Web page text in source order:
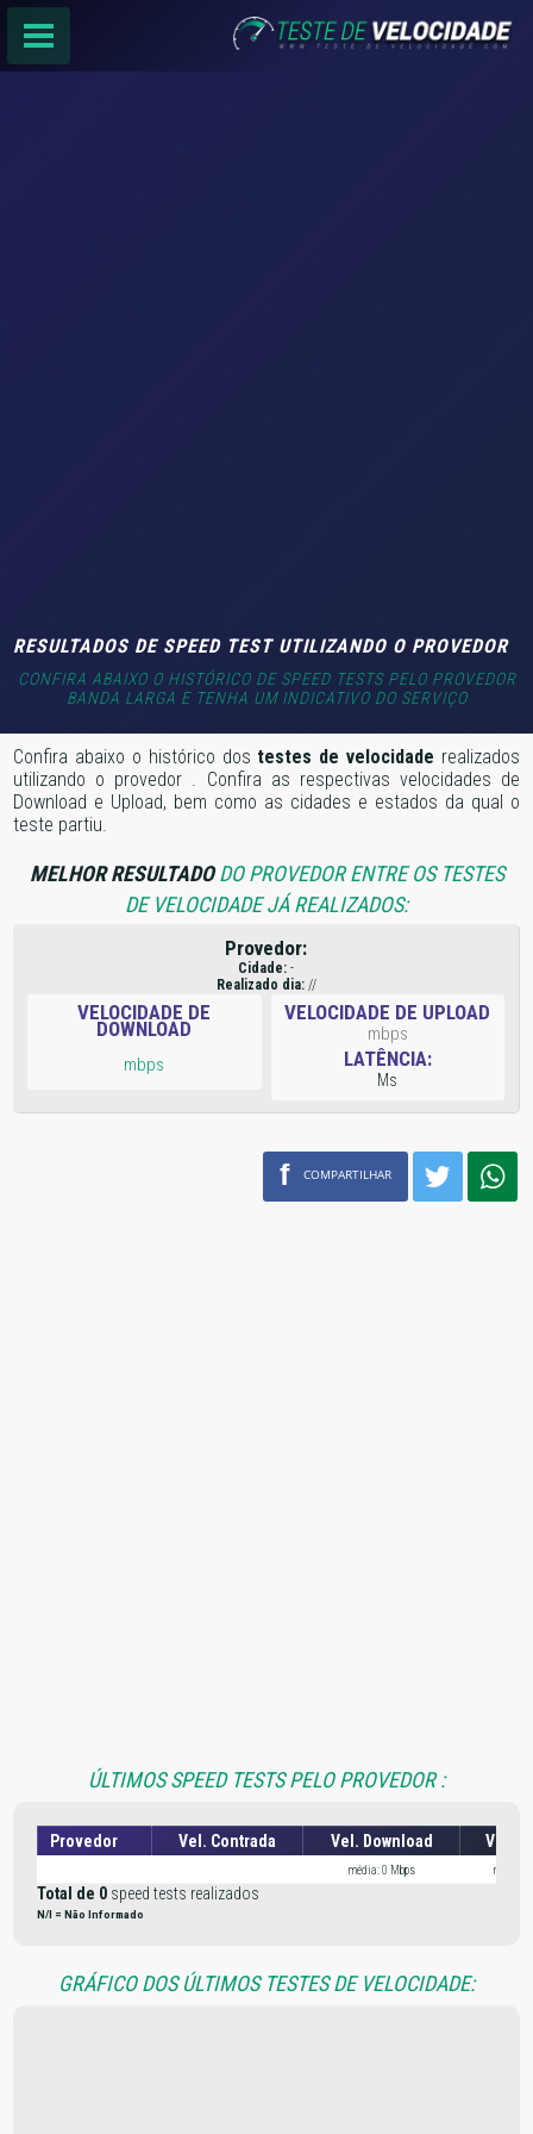
RESULTADOS DE SPEED TEST UTILIZANDO O PROVEDOR
CONFIRA ABAIXO O HISTÓRICO DE SPEED TESTS PELO PROVEDOR
BANDA LARGA E TENHA UM INDICATIVO DO SERVIÇO
Confira abaixo o histórico dos testes de velocidade realizados
utilizando o provedor . Confira as respectivas velocidades de
Download e Upload, bem como as cidades e estados da qual o
teste partiu.
MELHOR RESULTADODO PROVEDOR ENTRE OS TESTES
DE VELOCIDADE JÁ REALIZADOS:
Provedor:
Cidade: -
Realizado dia://
VELOCIDADE DE
DOWNLOAD
mbps
VELOCIDADE DE UPLOAD
mbps
LATÊNCIA:
Ms
f COMPARTILHAR
ÚLTIMOS SPEED TESTS PELO PROVEDOR :
Provedor Vel. Contrada Vel. Download Vel.
média: 0 Mbps média:
Total de 0 speed tests realizados
N/I = Não Informado
GRÁFICO DOS ÚLTIMOS TESTES DE VELOCIDADE: